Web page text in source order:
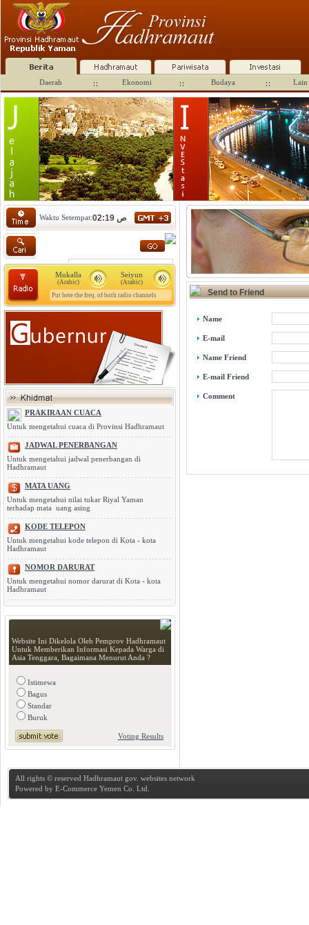
Daerah Ekonomi Budaya Lain
Waktu Setempat: 02:19 ص
Seiyun
(Arabic)
Mukalla
(Arabic)
Put here the freq. of both radio channels
PRAKIRAAN CUACA
Untuk mengetahui cuaca di Provinsi Hadhramaut
JADWAL PENERBANGAN
Untuk mengetahui jadwal penerbangan di
Hadhramaut
MATA UANG
Untuk mengetahui nilai tukar Riyal Yaman
terhadap mata uang asing
KODE TELEPON
Untuk mengetahui kode telepon di Kota - kota
Hadhramaut
NOMOR DARURAT
Untuk mengetahui nomor darurat di Kota - kota
Hadhramaut
Website Ini Dikelola Oleh Pemprov Hadhramaut
Untuk Memberikan Informasi Kepada Warga di
Asia Tenggara, Bagaimana Menurut Anda ?
Istimewa
Bagus
Standar
Buruk
Voting Results
Send to Friend
Name
E-mail
Name Friend
E-mail Friend
Comment
All rights © reserved Hadhramaut gov. websites network
Powered by E-Commerce Yemen Co. Ltd.